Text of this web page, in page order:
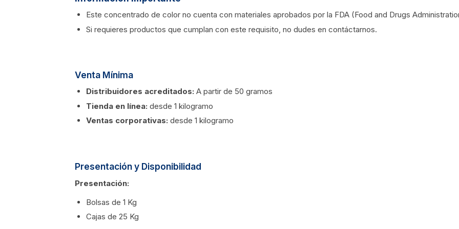
Este concentrado de color no cuenta con materiales aprobados por la FDA (Food and Drugs
Si requieres productos que cumplan con este requisito, no dudes en contáctarnos.
Venta Mínima
Distribuidores acreditados: A partir de 50 gramos
Tienda en línea: desde 1 kilogramo
Ventas corporativas: desde 1 kilogramo
Presentación y Disponibilidad
Presentación:
Bolsas de 1 Kg
Cajas de 25 Kg